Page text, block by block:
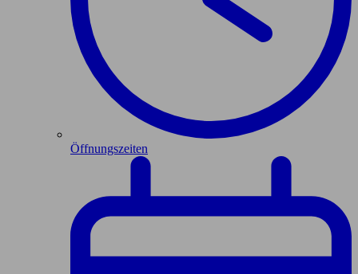
Öffnungszeiten